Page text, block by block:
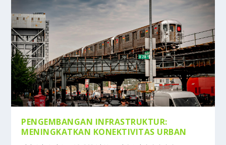
PENGEMBANGAN INFRASTRUKTUR:
MENINGKATKAN KONEKTIVITAS URBAN